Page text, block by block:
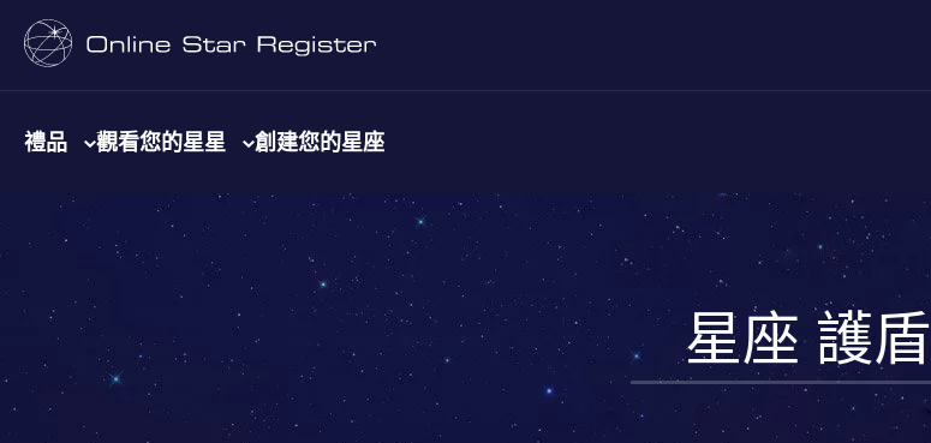
禮品 觀看您的星星 創建您的星座
星座 護盾